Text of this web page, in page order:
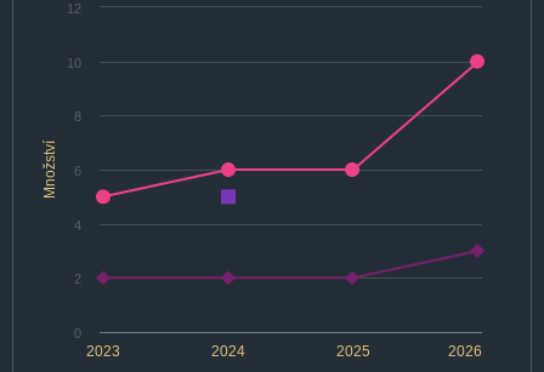
Množství
2024 2026
2023 2025
0
2
4
6
8
10
12